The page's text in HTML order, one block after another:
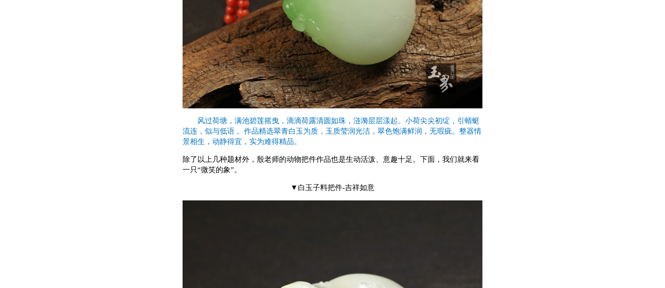
风过荷塘，满池碧莲摇曳，滴滴荷露清圆如珠，涟漪层层漾起。小荷尖尖初绽，引蜻蜓
流连，似与低语 。作品精选翠青白玉为质，玉质莹润光洁，翠色饱满鲜润，无瑕疵。整器情
景相生，动静得宜，实为难得精品。
除了以上几种题材外，殷老师的动物把件作品也是生动活泼、意趣十足。下面，我们就来看
一只“微笑的象”。
▼白玉子料把件-吉祥如意